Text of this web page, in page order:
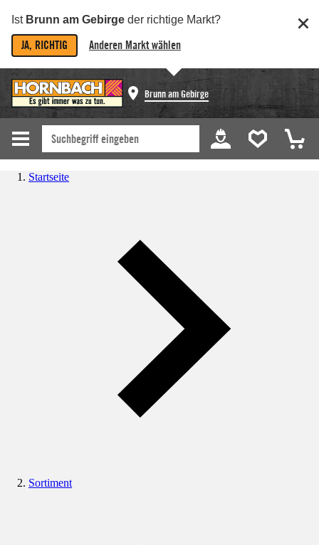
Ist Brunn am Gebirge der richtige Markt?
JA, RICHTIG Anderen Markt wählen
Brunn am Gebirge
Startseite
Sortiment